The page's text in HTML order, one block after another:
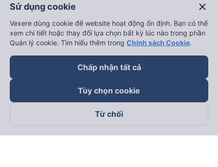
Theo dõi chúng tôi trên
Sử dụng cookie close
Vexere dùng cookie để website hoạt động ổn định. Bạn có thể
xem chi tiết hoặc thay đổi lựa chọn bất kỳ lúc nào trong phần
Quản lý cookie. Tìm hiểu thêm trong Chính sách Cookie.
Chấp nhận tất cả
Tùy chọn cookie
Từ chối